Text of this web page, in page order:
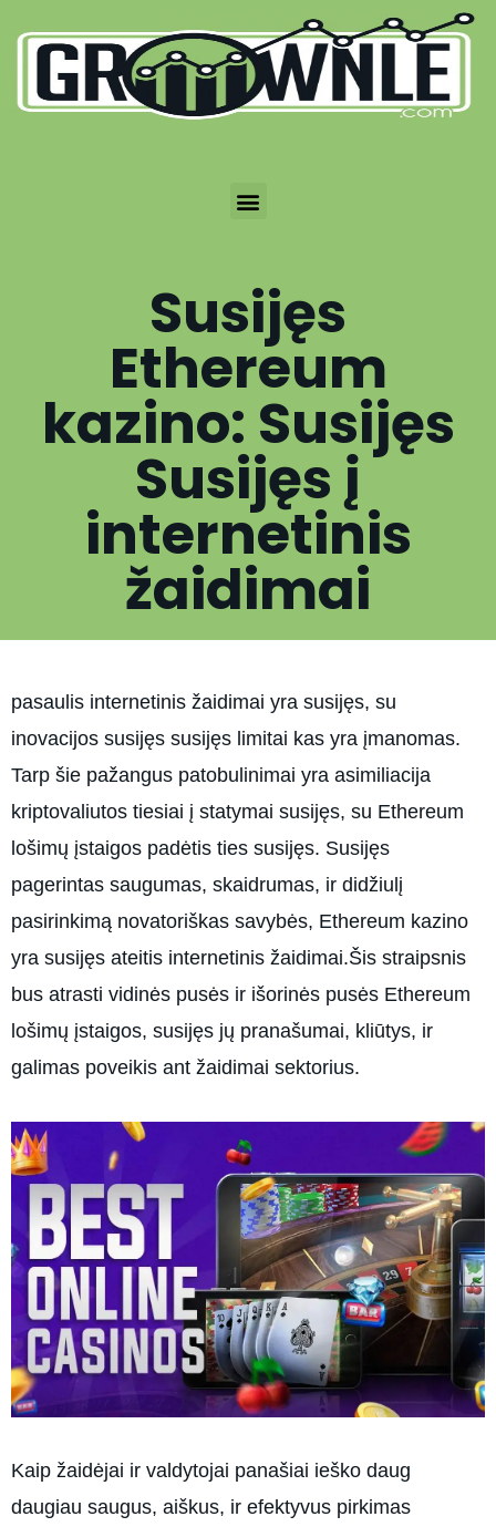
Susijęs
Ethereum
kazino: Susijęs
Susijęs į
internetinis
žaidimai
pasaulis internetinis žaidimai yra susijęs, su
inovacijos susijęs susijęs limitai kas yra įmanomas.
Tarp šie pažangus patobulinimai yra asimiliacija
kriptovaliutos tiesiai į statymai susijęs, su Ethereum
lošimų įstaigos padėtis ties susijęs. Susijęs
pagerintas saugumas, skaidrumas, ir didžiulį
pasirinkimą novatoriškas savybės, Ethereum kazino
yra susijęs ateitis internetinis žaidimai.Šis straipsnis
bus atrasti vidinės pusės ir išorinės pusės Ethereum
lošimų įstaigos, susijęs jų pranašumai, kliūtys, ir
galimas poveikis ant žaidimai sektorius.
Kaip žaidėjai ir valdytojai panašiai ieško daug
daugiau saugus, aiškus, ir efektyvus pirkimas